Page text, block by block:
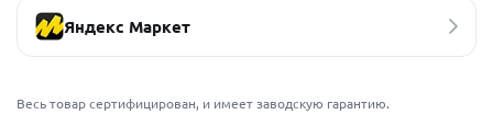
Яндекс Маркет
Весь товар сертифицирован, и имеет заводскую гарантию.